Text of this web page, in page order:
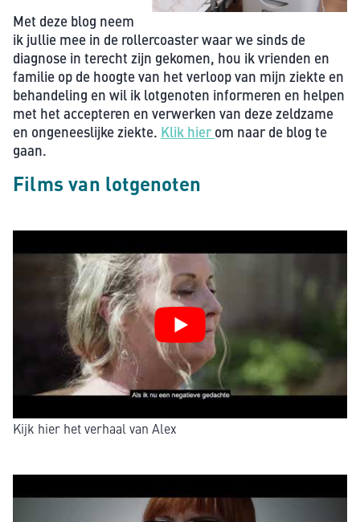
Met deze blog neem
ik jullie mee in de rollercoaster waar we sinds de
diagnose in terecht zijn gekomen, hou ik vrienden en
familie op de hoogte van het verloop van mijn ziekte en
behandeling en wil ik lotgenoten informeren en helpen
met het accepteren en verwerken van deze zeldzame
en ongeneeslijke ziekte. Klik hier om naar de blog te
gaan.
Films van lotgenoten
Kijk hier het verhaal van Alex